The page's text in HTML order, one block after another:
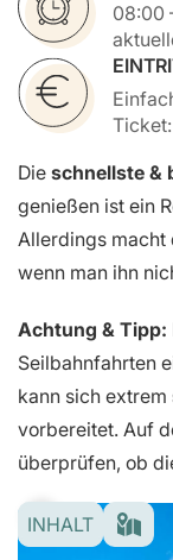
08:00
Die schnellste &
genießen ist ein
Allerdings macht
wenn man ihn
Achtung & Tipp:
Seilbahnfahrten
kann sich extrem
vorbereitet. Auf
überprüfen, ob
INHALT